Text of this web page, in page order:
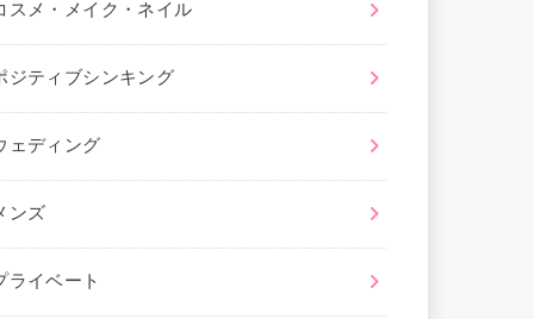
スメ・メイク・ネイル
ジティブシンキング
ェディング
ンズ
ライベート